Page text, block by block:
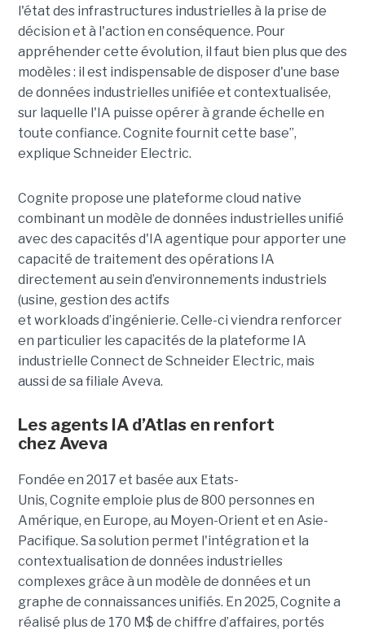
l'état des infrastructures industrielles à la prise de
décision et à l'action en conséquence. Pour
appréhender cette évolution, il faut bien plus que des
modèles : il est indispensable de disposer d'une base
de données industrielles unifiée et contextualisée,
sur laquelle l'IA puisse opérer à grande échelle en
toute confiance. Cognite fournit cette base”,
explique Schneider Electric.
Cognite propose une plateforme cloud native
combinant un modèle de données industrielles unifié
avec des capacités d'IA agentique pour apporter une
capacité de traitement des opérations IA
directement au sein d’environnements industriels
(usine, gestion des actifs
et workloads d’ingénierie. Celle-ci viendra renforcer
en particulier les capacités de la plateforme IA
industrielle Connect de Schneider Electric, mais
aussi de sa filiale Aveva.
Les agents IA d’Atlas en renfort
chez Aveva
Fondée en 2017 et basée aux Etats-
Unis, Cognite emploie plus de 800 personnes en
Amérique, en Europe, au Moyen-Orient et en Asie-
Pacifique. Sa solution permet l'intégration et la
contextualisation de données industrielles
complexes grâce à un modèle de données et un
graphe de connaissances unifiés. En 2025, Cognite a
réalisé plus de 170 M$ de chiffre d’affaires, portés